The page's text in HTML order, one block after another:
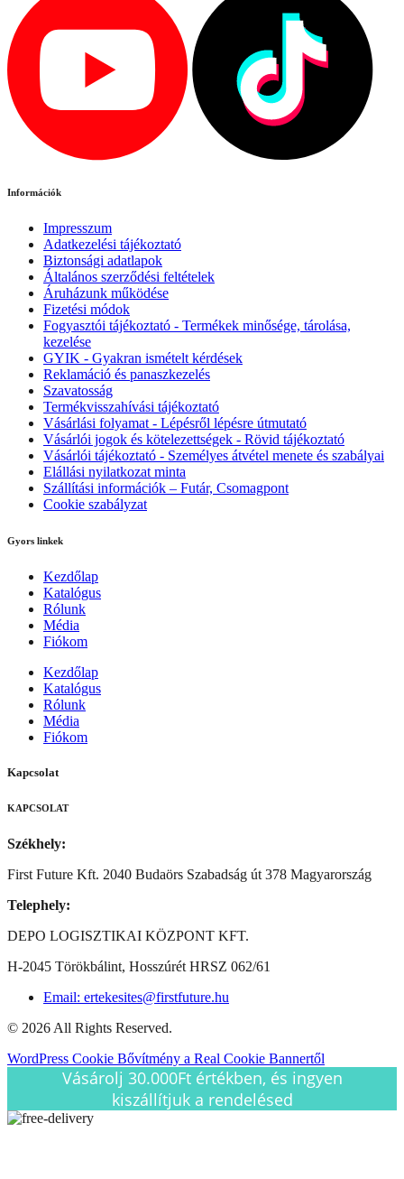
Információk
Impresszum
Adatkezelési tájékoztató
Biztonsági adatlapok
Általános szerződési feltételek
Áruházunk működése
Fizetési módok
Fogyasztói tájékoztató - Termékek minősége, tárolása,
kezelése
GYIK - Gyakran ismételt kérdések
Reklamáció és panaszkezelés
Szavatosság
Termékvisszahívási tájékoztató
Vásárlási folyamat - Lépésről lépésre útmutató
Vásárlói jogok és kötelezettségek - Rövid tájékoztató
Vásárlói tájékoztató - Személyes átvétel menete és szabályai
Elállási nyilatkozat minta
Szállítási információk – Futár, Csomagpont
Cookie szabályzat
Gyors linkek
Kezdőlap
Katalógus
Rólunk
Média
Fiókom
Kezdőlap
Katalógus
Rólunk
Média
Fiókom
Kapcsolat
KAPCSOLAT
Székhely:
First Future Kft. 2040 Budaörs Szabadság út 378 Magyarország
Telephely:
DEPO LOGISZTIKAI KÖZPONT KFT.
H-2045 Törökbálint, Hosszúrét HRSZ 062/61
Email: ertekesites@firstfuture.hu
© 2026 All Rights Reserved.
WordPress Cookie Bővítmény a Real Cookie Bannertől
Vásárolj 30.000Ft értékben, és ingyen
kiszállítjuk a rendelésed